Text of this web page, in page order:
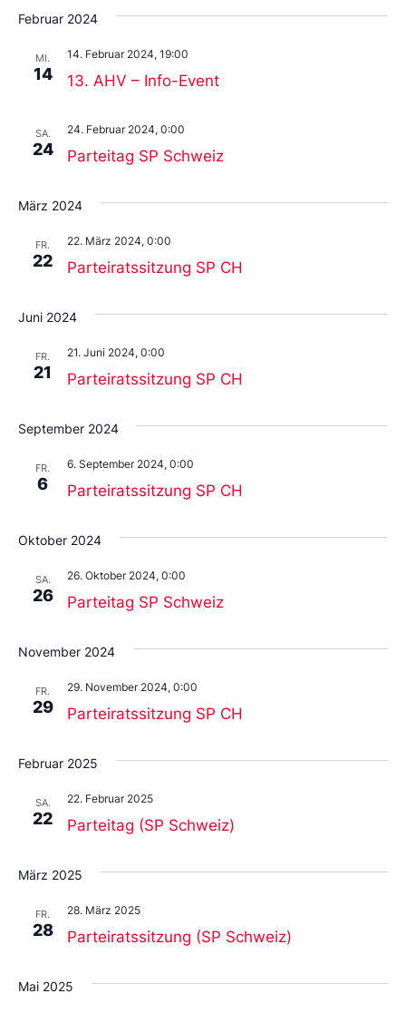
Sie
das
aus.
Februar 2024
MI.
14 13. AHV – Info-Event
14. Februar 2024, 19:00
SA.
24 Parteitag SP Schweiz
24. Februar 2024, 0:00
März 2024
FR.
22 Parteiratssitzung SP CH
22. März 2024, 0:00
Juni 2024
FR.
21 Parteiratssitzung SP CH
21. Juni 2024, 0:00
September 2024
FR.
6 Parteiratssitzung SP CH
6. September 2024, 0:00
Oktober 2024
SA.
26 Parteitag SP Schweiz
26. Oktober 2024, 0:00
November 2024
FR.
29 Parteiratssitzung SP CH
29. November 2024, 0:00
Februar 2025
SA.
22 Parteitag (SP Schweiz)
22. Februar 2025
März 2025
FR.
28 Parteiratssitzung (SP Schweiz)
28. März 2025
Mai 2025